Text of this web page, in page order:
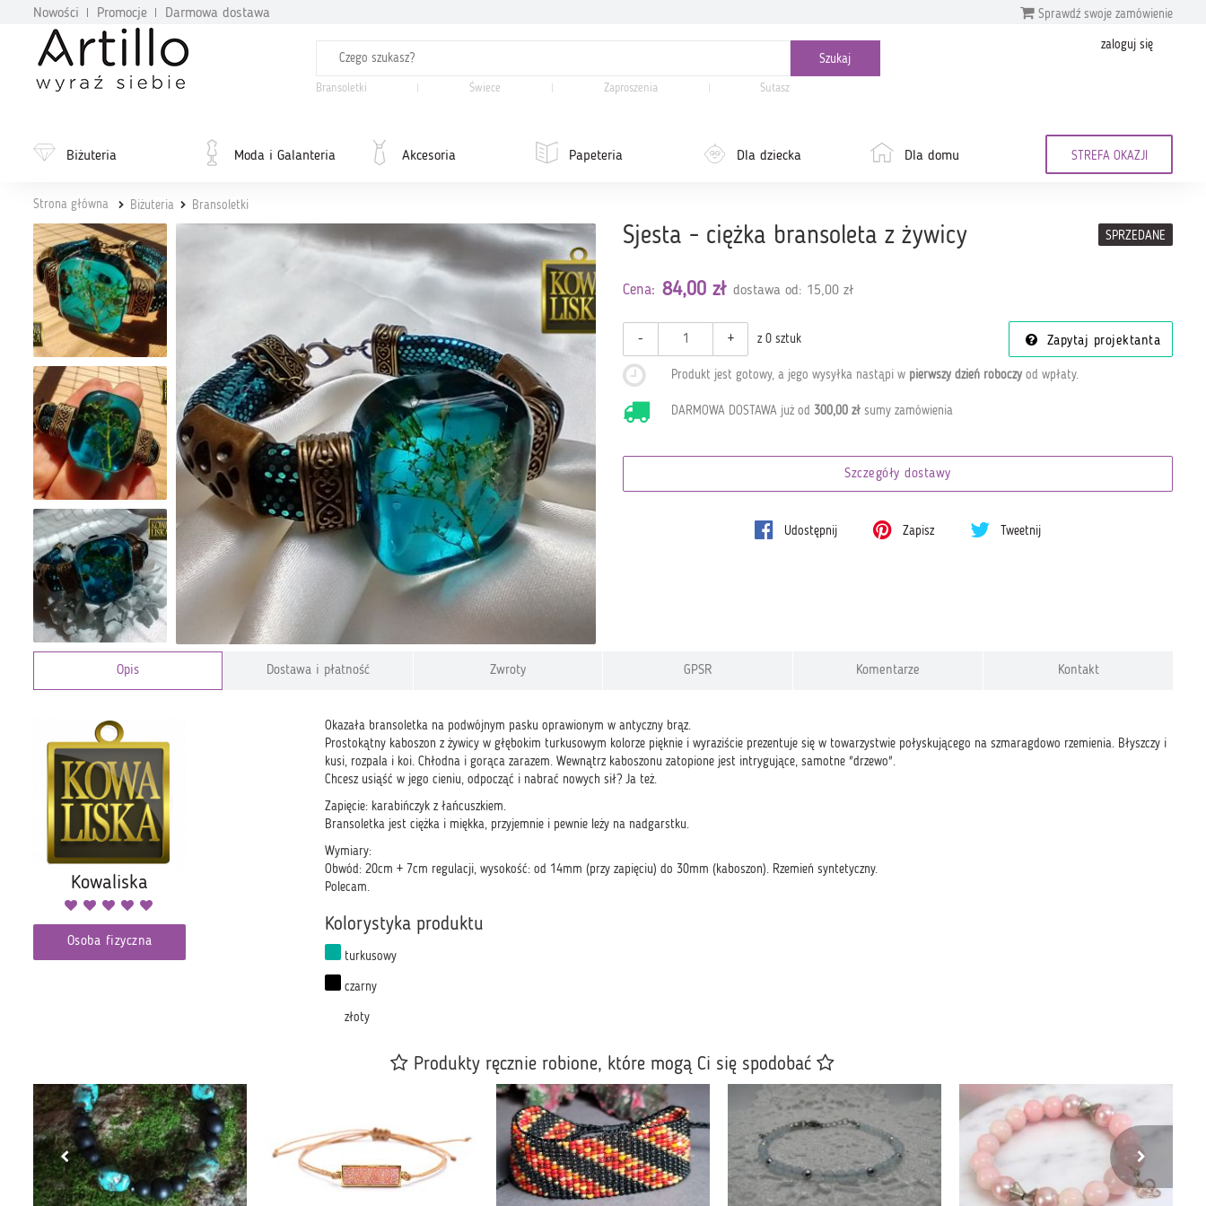
Nowości Promocje Darmowa dostawa Sprawdź swoje zamówienie
Bransoletki Świece Zaproszenia Sutasz
zaloguj się
Biżuteria Moda i Galanteria Akcesoria Papeteria Dla dziecka Dla domu STREFA OKAZJI
Strona główna Biżuteria Bransoletki
Sjesta - ciężka bransoleta z żywicy SPRZEDANE
Cena: 84,00 zł dostawa od: 15,00 zł
- + z 0 sztuk Zapytaj projektanta
Produkt jest gotowy, a jego wysyłka nastąpi w pierwszy dzień roboczyod wpłaty.
DARMOWA DOSTAWA już od 300,00 złsumy zamówienia
Szczegóły dostawy
Udostępnij Zapisz Tweetnij
Opis Dostawa i płatność Zwroty GPSR Komentarze Kontakt
Okazała bransoletka na podwójnym pasku oprawionym w antyczny brąz.
Prostokątny kaboszon z żywicy w głębokim turkusowym kolorze pięknie i wyraziście prezentuje się w towarzystwie połyskującego na szmaragdowo rzemienia. Błyszczy i
kusi, rozpala i koi. Chłodna i gorąca zarazem. Wewnątrz kaboszonu zatopione jest intrygujące, samotne "drzewo".
Chcesz usiąść w jego cieniu, odpocząć i nabrać nowych sił? Ja też.
Zapięcie: karabińczyk z łańcuszkiem.
Bransoletka jest ciężka i miękka, przyjemnie i pewnie leży na nadgarstku.
Wymiary:
Obwód: 20cm + 7cm regulacji, wysokość: od 14mm (przy zapięciu) do 30mm (kaboszon). Rzemień syntetyczny.
Polecam.
Kolorystyka produktu
turkusowy
czarny
złoty
Kowaliska
Osoba fizyczna
Produkty ręcznie robione, które mogą Ci się spodobać